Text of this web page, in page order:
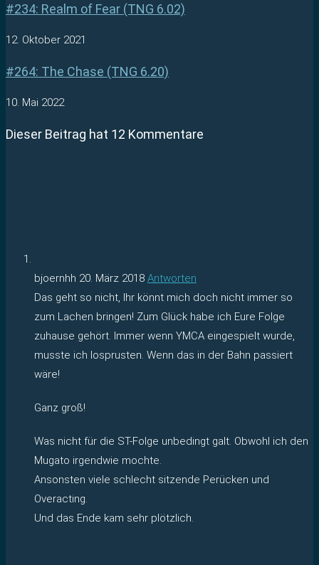
#234: Realm of Fear (TNG 6.02)
12. Oktober 2021
#264: The Chase (TNG 6.20)
10. Mai 2022
Dieser Beitrag hat 12 Kommentare
bjoernhh 20. März 2018 Antworten
Das geht so nicht, Ihr könnt mich doch nicht immer so
zum Lachen bringen! Zum Glück habe ich Eure Folge
zuhause gehört. Immer wenn YMCA eingespielt wurde,
musste ich losprusten. Wenn das in der Bahn passiert
wäre!
Ganz groß!
Was nicht für die ST-Folge unbedingt galt. Obwohl ich den
Mugato irgendwie mochte.
Ansonsten viele schlecht sitzende Perücken und
Overacting.
Und das Ende kam sehr plötzlich.